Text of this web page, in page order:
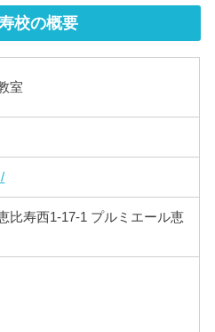
校の概要
室
比寿西1-17-1 プルミエール恵